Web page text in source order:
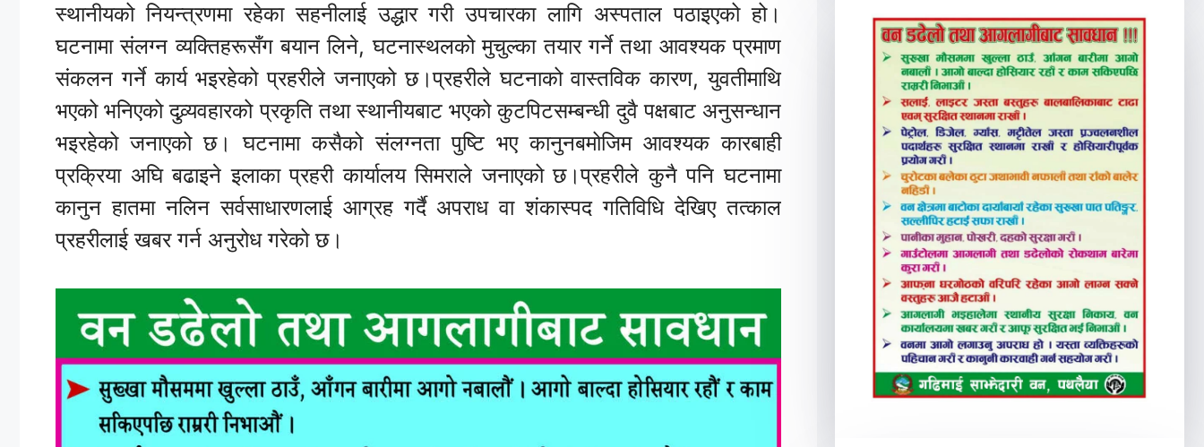
स्थानीयको नियन्त्रणमा रहेका सहनीलाई उद्धार गरी उपचारका लागि अस्पताल पठाइएको हो।
घटनामा संलग्न व्यक्तिहरूसँग बयान लिने, घटनास्थलको मुचुल्का तयार गर्ने तथा आवश्यक प्रमाण
संकलन गर्ने कार्य भइरहेको प्रहरीले जनाएको छ।प्रहरीले घटनाको वास्तविक कारण, युवतीमाथि
भएको भनिएको दुव्र्यवहारको प्रकृति तथा स्थानीयबाट भएको कुटपिटसम्बन्धी दुवै पक्षबाट अनुसन्धान
भइरहेको जनाएको छ। घटनामा कसैको संलग्नता पुष्टि भए कानुनबमोजिम आवश्यक कारबाही
प्रक्रिया अघि बढाइने इलाका प्रहरी कार्यालय सिमराले जनाएको छ।प्रहरीले कुनै पनि घटनामा
कानुन हातमा नलिन सर्वसाधारणलाई आग्रह गर्दै अपराध वा शंकास्पद गतिविधि देखिए तत्काल
प्रहरीलाई खबर गर्न अनुरोध गरेको छ।